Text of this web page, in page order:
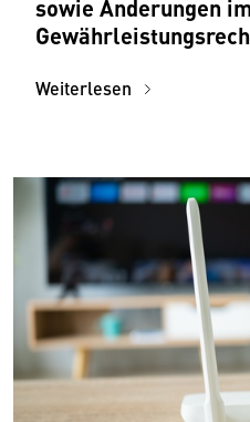
sowie Änderungen
Weiterlesen